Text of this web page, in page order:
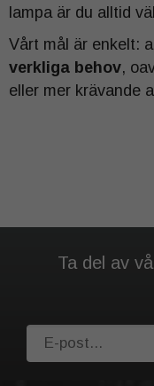
lampa är du alltid
Vårt mål är enkelt:
verkliga behov,
eller mer krävande
Ta del av